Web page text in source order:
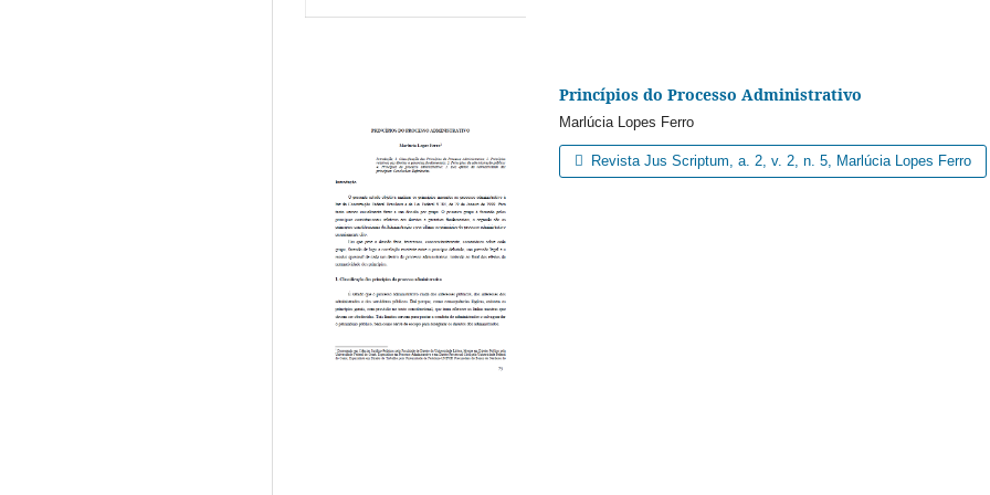
Princípios do Processo Administrativo
Marlúcia Lopes Ferro
Revista Jus Scriptum, a. 2, v. 2, n. 5, Marlúcia Lopes Ferro